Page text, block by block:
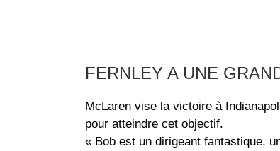
FERNLEY A UNE
McLaren vise la victoire à
pour atteindre cet objectif.
« Bob est un dirigeant fantastique,